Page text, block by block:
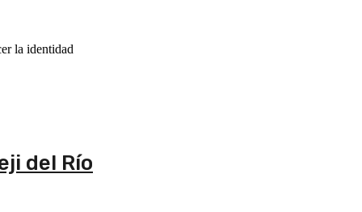
la identidad
del Río